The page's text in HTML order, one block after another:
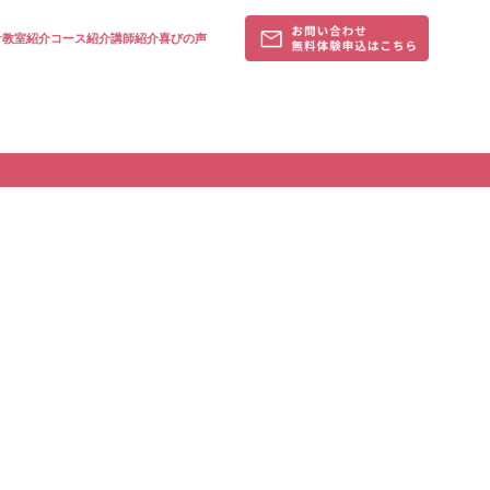
教室紹介コース紹介講師紹介喜びの声